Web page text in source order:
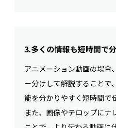
3.多くの情報も短時間で
アニメーション動画の場合
ー分けして解説することで
能を分かりやすく短時間で
また、画像やテロップにナ